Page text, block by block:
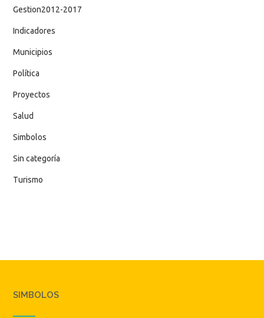
Gestion2012-2017
Indicadores
Municipios
Política
Proyectos
Salud
Simbolos
Sin categoría
Turismo
SIMBOLOS